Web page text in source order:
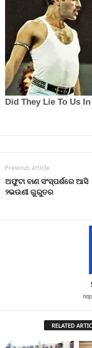
Previous article
ଅଫୁଟା ବାଣ ସଂସ୍ପର୍ଶରେ ଆସି
୨ଭଉଣୀ ଗୁରୁତର
RELATED